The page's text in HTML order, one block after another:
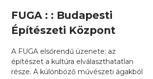
FUGA : : Budapesti
Építészeti Központ
A FUGA elsőrendű üzenete: az
építészet a kultúra elválaszthatatlan
része. A különböző művészeti ágakból